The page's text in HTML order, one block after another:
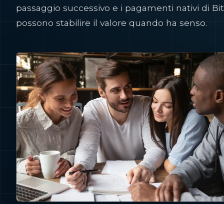
passaggio successivo e i pagamenti nativi di
possono stabilire il valore quando ha senso.